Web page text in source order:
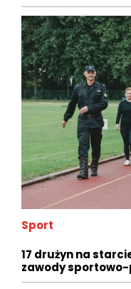
Sport
17 drużyn na
zawody